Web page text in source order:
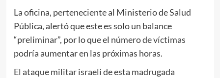
La oficina, perteneciente al Ministerio de Salud
Pública, alertó que este es solo un balance
“preliminar”, por lo que el número de víctimas
podría aumentar en las próximas horas.
El ataque militar israelí de esta madrugada